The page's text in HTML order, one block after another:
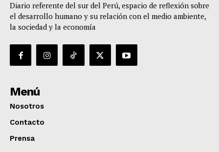
Diario referente del sur del Perú, espacio de reflexión sobre
el desarrollo humano y su relación con el medio ambiente,
la sociedad y la economía
Menú
Nosotros
Contacto
Prensa